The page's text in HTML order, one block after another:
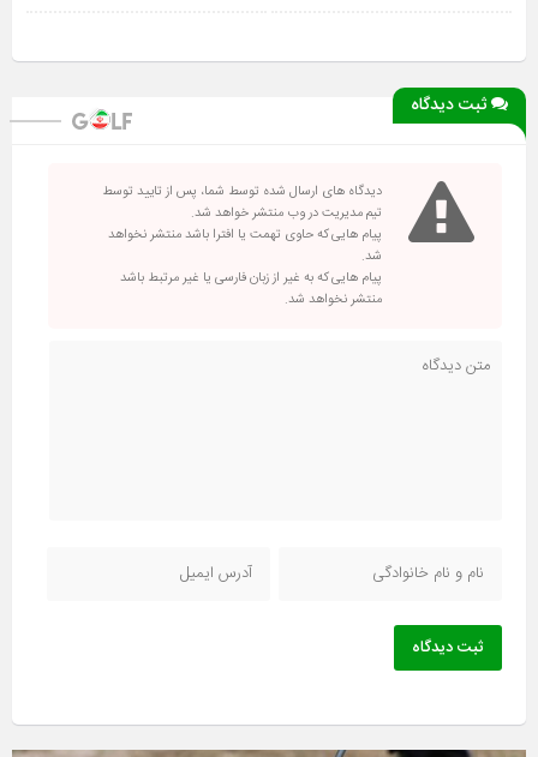
ثبت دیدگاه
دیدگاه های ارسال شده توسط شما، پس از تایید توسط
تیم مدیریت در وب منتشر خواهد شد.
پیام هایی که حاوی تهمت یا افترا باشد منتشر نخواهد
شد.
پیام هایی که به غیر از زبان فارسی یا غیر مرتبط باشد
منتشر نخواهد شد.
ثبت دیدگاه